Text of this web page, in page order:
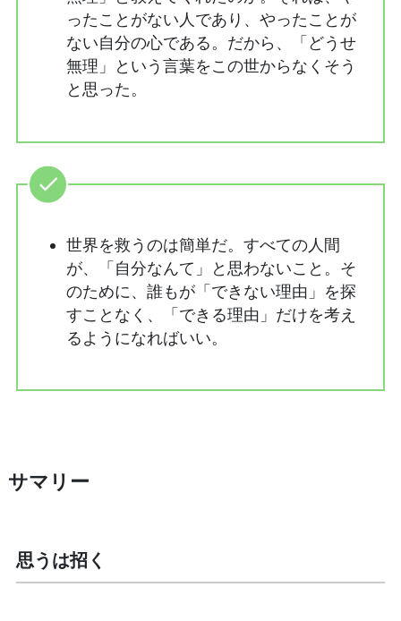
ったことがない人であり、やったことが
ない自分の心である。だから、「どうせ
無理」という言葉をこの世からなくそう
と思った。
世界を救うのは簡単だ。すべての人間
が、「自分なんて」と思わないこと。そ
のために、誰もが「できない理由」を探
すことなく、「できる理由」だけを考え
るようになればいい。
サマリー
思うは招く